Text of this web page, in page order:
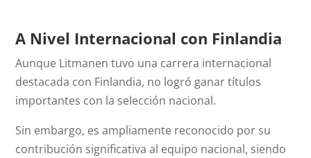
A Nivel Internacional con Finlandia
Aunque Litmanen tuvo una carrera internacional
destacada con Finlandia, no logró ganar títulos
importantes con la selección nacional.
Sin embargo, es ampliamente reconocido por su
contribución significativa al equipo nacional, siendo